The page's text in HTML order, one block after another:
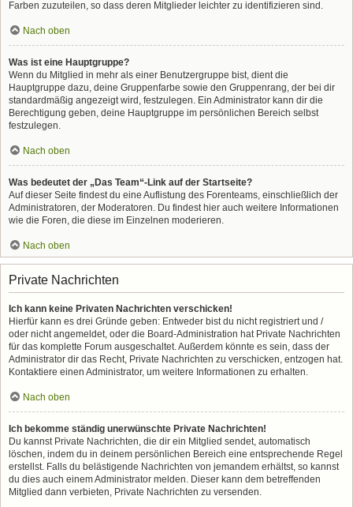
Farben zuzuteilen, so dass deren Mitglieder leichter zu identifizieren sind.
Nach oben
Was ist eine Hauptgruppe?
Wenn du Mitglied in mehr als einer Benutzergruppe bist, dient die
Hauptgruppe dazu, deine Gruppenfarbe sowie den Gruppenrang, der bei dir
standardmäßig angezeigt wird, festzulegen. Ein Administrator kann dir die
Berechtigung geben, deine Hauptgruppe im persönlichen Bereich selbst
festzulegen.
Nach oben
Was bedeutet der „Das Team“-Link auf der Startseite?
Auf dieser Seite findest du eine Auflistung des Forenteams, einschließlich der
Administratoren, der Moderatoren. Du findest hier auch weitere Informationen
wie die Foren, die diese im Einzelnen moderieren.
Nach oben
Private Nachrichten
Ich kann keine Privaten Nachrichten verschicken!
Hierfür kann es drei Gründe geben: Entweder bist du nicht registriert und /
oder nicht angemeldet, oder die Board-Administration hat Private Nachrichten
für das komplette Forum ausgeschaltet. Außerdem könnte es sein, dass der
Administrator dir das Recht, Private Nachrichten zu verschicken, entzogen hat.
Kontaktiere einen Administrator, um weitere Informationen zu erhalten.
Nach oben
Ich bekomme ständig unerwünschte Private Nachrichten!
Du kannst Private Nachrichten, die dir ein Mitglied sendet, automatisch
löschen, indem du in deinem persönlichen Bereich eine entsprechende Regel
erstellst. Falls du belästigende Nachrichten von jemandem erhältst, so kannst
du dies auch einem Administrator melden. Dieser kann dem betreffenden
Mitglied dann verbieten, Private Nachrichten zu versenden.